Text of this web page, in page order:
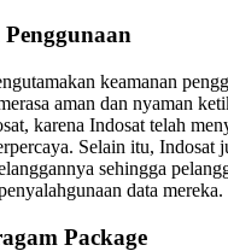
keamanan
aman dan nyaman
karena Indosat telah
Selain itu, Indosat
sehingga
data mereka.
Package